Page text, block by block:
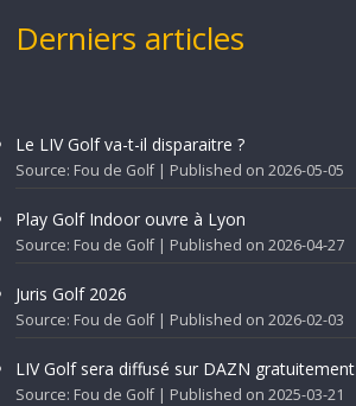
Derniers articles
Le LIV Golf va-t-il disparaitre ?
Source: Fou de Golf Published on 2026-05-05
Play Golf Indoor ouvre à Lyon
Source: Fou de Golf Published on 2026-04-27
Juris Golf 2026
Source: Fou de Golf Published on 2026-02-03
LIV Golf sera diffusé sur DAZN gratuitement
Source: Fou de Golf Published on 2025-03-21